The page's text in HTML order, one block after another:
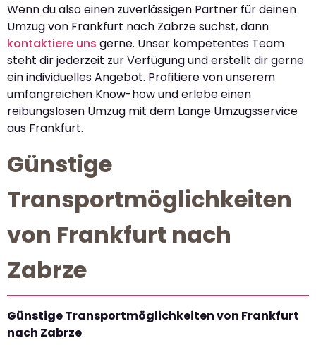
Wenn du also einen zuverlässigen Partner für deinen
Umzug von Frankfurt nach Zabrze suchst, dann
kontaktiere uns gerne. Unser kompetentes Team
steht dir jederzeit zur Verfügung und erstellt dir gerne
ein individuelles Angebot. Profitiere von unserem
umfangreichen Know-how und erlebe einen
reibungslosen Umzug mit dem Lange Umzugsservice
aus Frankfurt.
Günstige
Transportmöglichkeiten
von Frankfurt nach
Zabrze
Günstige Transportmöglichkeiten von Frankfurt
nach Zabrze